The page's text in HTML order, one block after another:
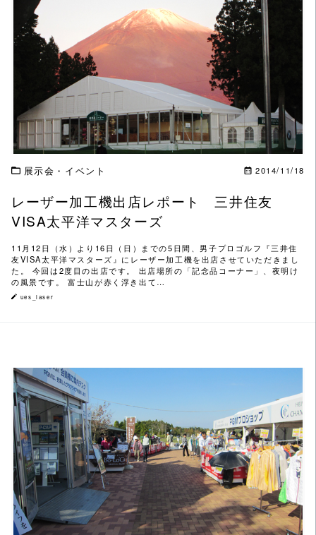
この記事を読む
展示会・イベント 2014/11/18
レーザー加工機出店レポート 三井住友
VISA太平洋マスターズ
11月12日（水）より16日（日）までの5日間、男子プロゴルフ『三井住
友VISA太平洋マスターズ』にレーザー加工機を出店させていただきまし
た。 今回は2度目の出店です。 出店場所の「記念品コーナー」、夜明け
の風景です。 富士山が赤く浮き出て…
ues_laser
この記事を読む